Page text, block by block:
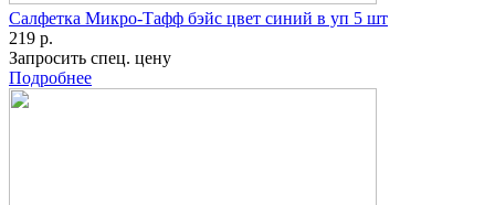
Салфетка Микро-Тафф бэйс цвет синий в уп 5 шт
219 р.
Запросить спец. цену
Подробнее